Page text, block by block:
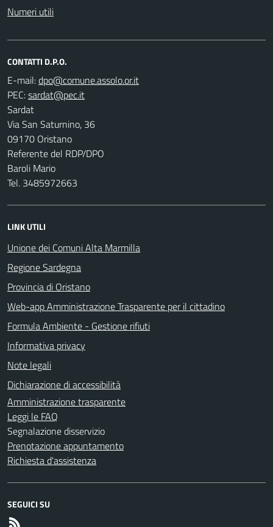
Numeri utili
CONTATTI D.P.O.
E-mail:
PEC:
Sardat
Via San Saturnino, 36
09170 Oristano
Referente del RDP/DPO
Baroli Mario
Tel. 3485972663
LINK UTILI
Unione dei Comuni Alta Marmilla
Regione Sardegna
Provincia di Oristano
Web-app Amministrazione Trasparente per il cittadino
Formula Ambiente - Gestione rifiuti
Informativa privacy
Note legali
Dichiarazione di accessibilità
Amministrazione trasparente
Leggi le FAQ
Segnalazione disservizio
Prenotazione appuntamento
Richiesta d'assistenza
SEGUICI SU